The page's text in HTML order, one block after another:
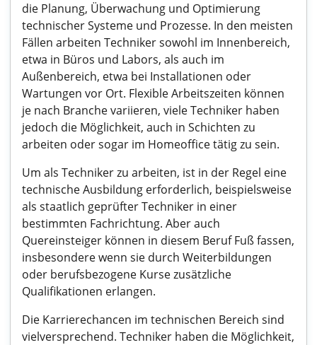
die Planung, Überwachung und Optimierung
technischer Systeme und Prozesse. In den meisten
Fällen arbeiten Techniker sowohl im Innenbereich,
etwa in Büros und Labors, als auch im
Außenbereich, etwa bei Installationen oder
Wartungen vor Ort. Flexible Arbeitszeiten können
je nach Branche variieren, viele Techniker haben
jedoch die Möglichkeit, auch in Schichten zu
arbeiten oder sogar im Homeoffice tätig zu sein.
Um als Techniker zu arbeiten, ist in der Regel eine
technische Ausbildung erforderlich, beispielsweise
als staatlich geprüfter Techniker in einer
bestimmten Fachrichtung. Aber auch
Quereinsteiger können in diesem Beruf Fuß fassen,
insbesondere wenn sie durch Weiterbildungen
oder berufsbezogene Kurse zusätzliche
Qualifikationen erlangen.
Die Karrierechancen im technischen Bereich sind
vielversprechend. Techniker haben die Möglichkeit,